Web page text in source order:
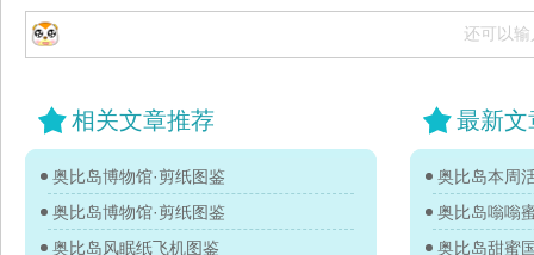
还可以输
相关文章推荐
奥比岛博物馆·剪纸图鉴
奥比岛博物馆·剪纸图鉴
奥比岛风眠纸飞机图鉴
最新文
奥比岛本周
奥比岛嗡嗡
奥比岛甜蜜